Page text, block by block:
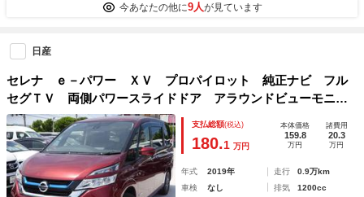
今あなたの他に9人が見ています
日産
セレナ ｅ－パワー ＸＶ プロパイロット 純正ナビ フル
セグＴＶ 両側パワースライドドア アラウンドビューモニタ
ー ドライブレコーダー ＥＴＣ レーンキープアシスト オ
ートライト オートハイビーム デジタルインナーミラー
支払総額(税込)
180.1 万円
本体価格
159.8
万円
諸費用
20.3
万円
年式 2019年 走行
0.9万km
車検
なし 排気
1200cc